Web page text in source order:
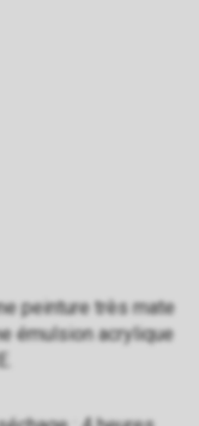
peinture très mate
émulsion acrylique